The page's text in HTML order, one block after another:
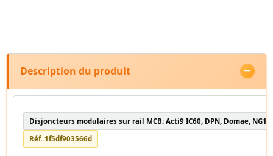
Description du produit
Disjoncteurs modulaires sur rail MCB: Acti9 IC60, DPN, Domae,
Réf. 1f5df903566d